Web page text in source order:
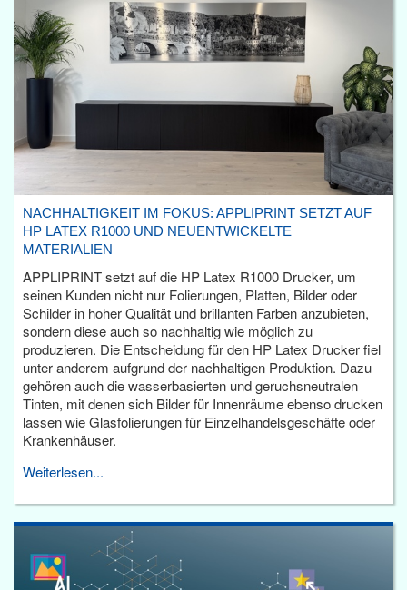
NACHHALTIGKEIT IM FOKUS: APPLIPRINT SETZT AUF
HP LATEX R1000 UND NEUENTWICKELTE
MATERIALIEN
APPLIPRINT setzt auf die HP Latex R1000 Drucker, um
seinen Kunden nicht nur Folierungen, Platten, Bilder oder
Schilder in hoher Qualität und brillanten Farben anzubieten,
sondern diese auch so nachhaltig wie möglich zu
produzieren. Die Entscheidung für den HP Latex Drucker fiel
unter anderem aufgrund der nachhaltigen Produktion. Dazu
gehören auch die wasserbasierten und geruchsneutralen
Tinten, mit denen sich Bilder für Innenräume ebenso drucken
lassen wie Glasfolierungen für Einzelhandelsgeschäfte oder
Krankenhäuser.
Weiterlesen...